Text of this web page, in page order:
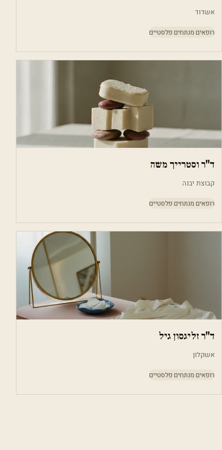
אשדוד
רופאים מנתחים פלסטיים
ד"ר וסטרייך משה
קבוצת יבנה
רופאים מנתחים פלסטיים
ד"ר זליגסון גיל
אשקלון
רופאים מנתחים פלסטיים